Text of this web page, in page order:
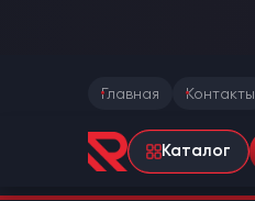
Главная Контакты
Каталог